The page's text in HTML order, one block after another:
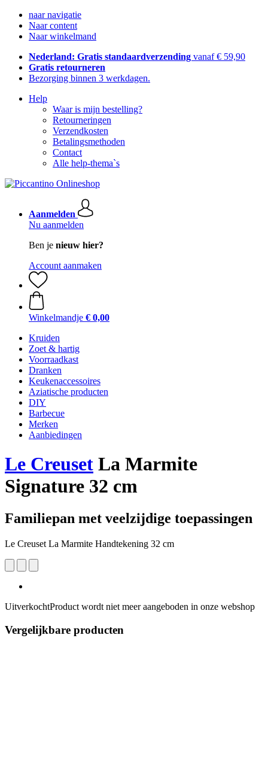
naar navigatie
Naar content
Naar winkelmand
Nederland: Gratis standaardverzending vanaf € 59,90
Gratis retourneren
Bezorging binnen 3 werkdagen.
Help
Waar is mijn bestelling?
Retourneringen
Verzendkosten
Betalingsmethoden
Contact
Alle help-thema`s
Aanmelden
Nu aanmelden
Ben je nieuw hier?
Account aanmaken
Winkelmandje € 0,00
Kruiden
Zoet & hartig
Voorraadkast
Dranken
Keukenaccessoires
Aziatische producten
DIY
Barbecue
Merken
Aanbiedingen
Le Creuset La Marmite
Signature 32 cm
Familiepan met veelzijdige toepassingen
Le Creuset La Marmite Handtekening 32 cm
UitverkochtProduct wordt niet meer aangeboden in onze webshop
Vergelijkbare producten